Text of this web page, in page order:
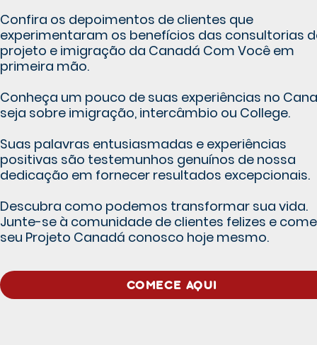
Confira os depoimentos de clientes que
experimentaram os benefícios das consultorias
projeto e imigração da Canadá Com Você em
primeira mão.
Conheça um pouco de suas experiências no
seja sobre imigração, intercâmbio ou College.
Suas palavras entusiasmadas e experiências
positivas são testemunhos genuínos de nossa
dedicação em fornecer resultados excepcionais.
Descubra como podemos transformar sua vida.
Junte-se à comunidade de clientes felizes e
seu Projeto Canadá conosco hoje mesmo.
COMECE AQUI